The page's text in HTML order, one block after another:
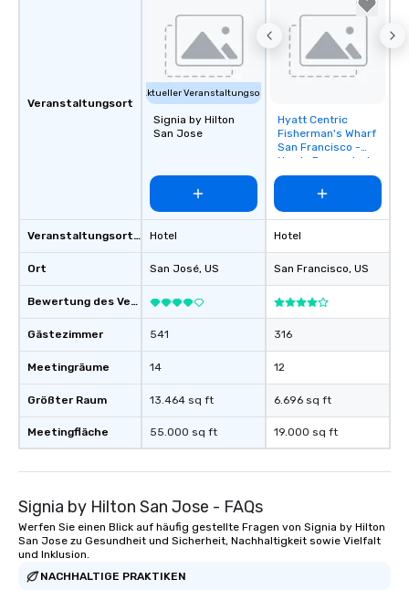
Veranstaltungsort
Veranstaltungsortstyp
Ort
Bewertung des Veranstaltungsortes
Gästezimmer
Meetingräume
Größter Raum
Meetingfläche
Aktueller Veranstaltungsort
Signia by Hilton
San Jose
Hotel
San José, US
541
14
13.464 sq ft
55.000 sq ft
Removed from
favorites
Hyatt Centric
Fisherman's Wharf
San Francisco -
Newly Renovated
Hotel
San Francisco, US
316
12
6.696 sq ft
19.000 sq ft
Signia by Hilton San Jose - FAQs
Werfen Sie einen Blick auf häufig gestellte Fragen von Signia by Hilton
San Jose zu Gesundheit und Sicherheit, Nachhaltigkeit sowie Vielfalt
und Inklusion.
NACHHALTIGE PRAKTIKEN